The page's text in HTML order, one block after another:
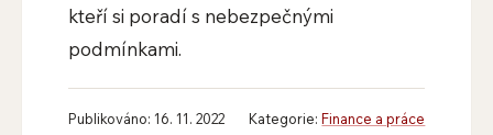
kteří si poradí s nebezpečnými
podmínkami.
Publikováno: 16. 11. 2022 Kategorie:Finance a práce